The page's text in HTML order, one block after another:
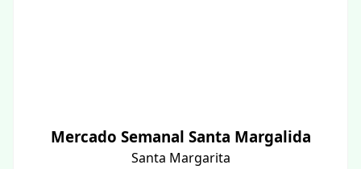
Mercado Semanal Santa Margalida
Santa Margarita